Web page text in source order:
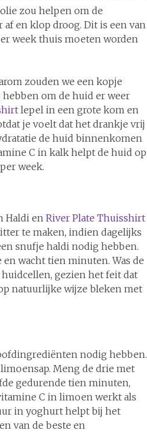
zou helpen om de
en klop droog. Dit is een van
week thuis moeten worden
zouden we een kopje
om de huid er weer
lepel in een grote kom en
je voelt dat het drankje vrij
de huid binnenkomen
C in kalk helpt de huid op
week.
Haldi en River Plate Thuisshirt
te maken, indien dagelijks
snufje haldi nodig hebben.
wacht tien minuten. Was de
gezien het feit dat
natuurlijke wijze bleken met
nodig hebben.
Meng de drie met
gedurende tien minuten,
C in limoen werkt als
in yoghurt helpt bij het
van de beste en